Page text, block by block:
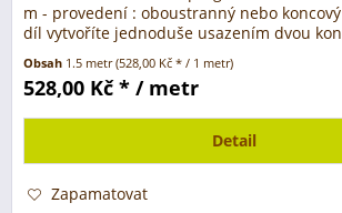
m - provedení : oboustranný nebo
díl vytvoříte jednoduše usazením dvou
Obsah 1.5 metr(528,00 Kč * / 1 metr)
528,00 Kč * / metr
Detail
Zapamatovat